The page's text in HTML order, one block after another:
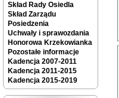
Skład Rady Osiedla
Skład Zarządu
Posiedzenia
Uchwały i sprawozdania
Honorowa Krzekowianka
Pozostałe informacje
Kadencja 2007-2011
Kadencja 2011-2015
Kadencja 2015-2019